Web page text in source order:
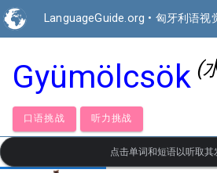
LanguageGuide.org • 匈牙利语视
Gyümölcsök (
口语挑战 听力挑战
点击单词和短语以听取其